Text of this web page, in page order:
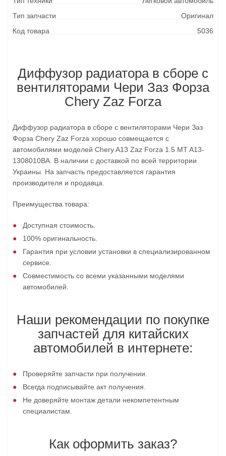
Тип запчасти
Оригинал
Код товара
5036
Диффузор радиатора в сборе с
вентиляторами Чери Заз Форза
Chery Zaz Forza
Диффузор радиатора в сборе с вентиляторами Чери Заз
Форза Chery Zaz Forza хорошо совмещается с
автомобилями моделей Chery A13 Zaz Forza 1.5 MT A13-
1308010BA. В наличии с доставкой по всей территории
Украины. На запчасть предоставляется гарантия
производителя и продавца.
Преимущества товара:
Доступная стоимость.
100% оригинальность.
Гарантия при условии установки в специализированном
сервисе.
Совместимость со всеми указанными моделями
автомобилей.
Наши рекомендации по покупке
запчастей для китайских
автомобилей в интернете:
Проверяйте запчасти при получении.
Всегда подписывайте акт получения.
Не доверяйте монтаж детали некомпетентным
специалистам.
Как оформить заказ?